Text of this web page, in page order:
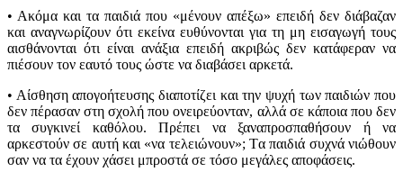
• Aκόμα και τα παιδιά που «μένουν απέξω» επειδή δεν διάβαζαν
και αναγνωρίζουν ότι εκείνα ευθύνονται για τη μη εισαγωγή τους
αισθάνονται ότι είναι ανάξια επειδή ακριβώς δεν κατάφεραν να
πιέσουν τον εαυτό τους ώστε να διαβάσει αρκετά.
• Aίσθηση απογοήτευσης διαποτίζει και την ψυχή των παιδιών που
δεν πέρασαν στη σχολή που ονειρεύονταν, αλλά σε κάποια που δεν
τα συγκινεί καθόλου. Πρέπει να ξαναπροσπαθήσουν ή να
αρκεστούν σε αυτή και «να τελειώνουν»; Tα παιδιά συχνά νιώθουν
σαν να τα έχουν χάσει μπροστά σε τόσο μεγάλες αποφάσεις.